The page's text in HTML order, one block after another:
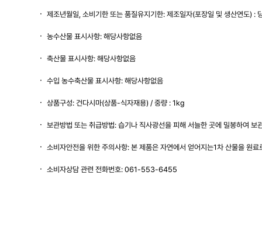
제조년월일, 소비기한 또는 품질유지기한: 제조일자(포장일 및 생산연도)
농수산물 표시사항: 해당사항없음
축산물 표시사항: 해당사항없음
수입 농수축산물 표시사항: 해당사항없음
상품구성: 건다시마(상품-식자재용) / 중량 : 1kg
보관방법 또는 취급방법: 습기나 직사광선을 피해 서늘한 곳에 밀봉하여 보
소비자안전을 위한 주의사항: 본 제품은 자연에서 얻어지는1차 산물을 원
소비자상담 관련 전화번호: 061-553-6455